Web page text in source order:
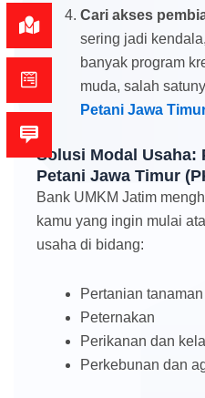
Cari akses
sering jadi
banyak program
muda, salah
Petani Jawa
Solusi Modal Usaha:
Petani Jawa Timur
Bank UMKM Jatim
kamu yang ingin mulai
usaha di bidang:
Pertanian
Peternakan
Perikanan dan
Perkebunan dan